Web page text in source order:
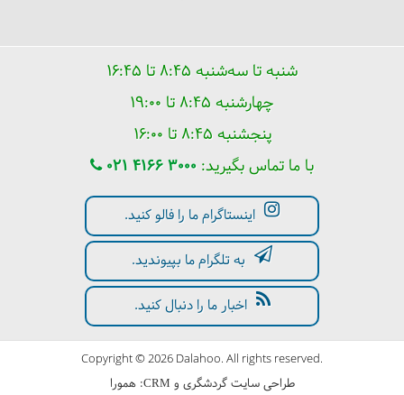
شنبه تا سه‌شنبه ۸:۴۵ تا ۱۶:۴۵
چهارشنبه ۸:۴۵ تا ۱۹:۰۰
پنجشنبه ۸:۴۵ تا ۱۶:۰۰
با ما تماس بگیرید: 021 4166 3000
اینستاگرام ما را فالو کنید.
به تلگرام ما بپیوندید.
اخبار ما را دنبال کنید.
Copyright © 2026 Dalahoo. All rights reserved.
طراحی سایت گردشگری و CRM
:همورا